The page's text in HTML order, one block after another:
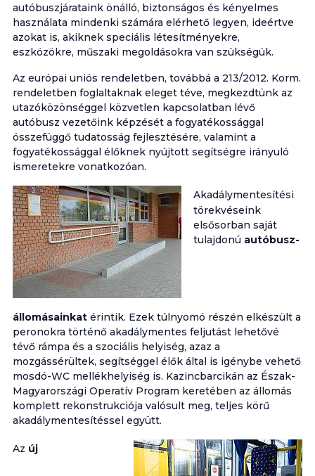
autóbuszjárataink önálló, biztonságos és kényelmes
használata mindenki számára elérhető legyen, ideértve
azokat is, akiknek speciális létesítményekre,
eszközökre, műszaki megoldásokra van szükségük.
Az európai uniós rendeletben, továbbá a 213/2012. Korm.
rendeletben foglaltaknak eleget téve, megkezdtünk az
utazóközönséggel közvetlen kapcsolatban lévő
autóbusz vezetőink képzését a fogyatékossággal
összefüggő tudatosság fejlesztésére, valamint a
fogyatékossággal élőknek nyújtott segítségre irányuló
ismeretekre vonatkozóan.
Akadálymentesítési
törekvéseink
elsősorban saját
tulajdonú autóbusz-
állomásainkatérintik. Ezek túlnyomó részén elkészült a
peronokra történő akadálymentes feljutást lehetővé
tévő rámpa és a szociális helyiség, azaz a
mozgássérültek, segítséggel élők által is igénybe vehető
mosdó-WC mellékhelyiség is. Kazincbarcikán az Észak-
Magyarországi Operatív Program keretében az állomás
komplett rekonstrukciója valósult meg, teljes körű
akadálymentesítéssel együtt.
Az új